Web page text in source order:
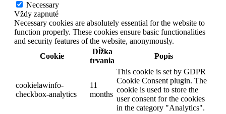
Necessary
Vždy zapnuté
Necessary cookies are absolutely essential for the website to
function properly. These cookies ensure basic functionalities
and security features of the website, anonymously.
Cookie
Dĺžka
trvania
Popis
cookielawinfo-
checkbox-analytics
11
months
This cookie is set by GDPR
Cookie Consent plugin. The
cookie is used to store the
user consent for the cookies
in the category "Analytics".